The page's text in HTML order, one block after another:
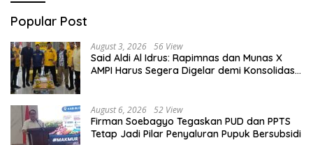
Popular Post
August 3, 2026 56 View
Said Aldi Al Idrus: Rapimnas dan Munas X
AMPI Harus Segera Digelar demi Konsolidasi
August 6, 2026 52 View
Firman Soebagyo Tegaskan PUD dan PPTS
Tetap Jadi Pilar Penyaluran Pupuk Bersubsidi